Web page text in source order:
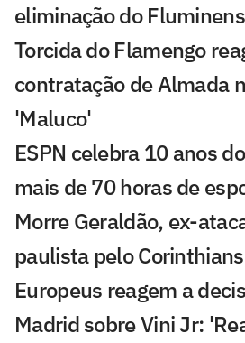
eliminação do
Torcida do Flamengo
contratação de Almada
'Maluco'
ESPN celebra 10 anos
mais de 70 horas de
Morre Geraldão, ex-
paulista pelo
Europeus reagem a
Madrid sobre Vini Jr: